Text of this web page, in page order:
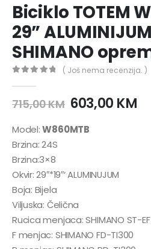
Biciklo TOTEM
29”
SHIMANO
( Još nema recenzija. )
715,00KM 603,00 KM
Model:W860MTB
Brzina: 24S
Brzina:3×8
Okvir: 29″*19″‘ ALUMINUJUM
Boja: Bijela
Viljuska: Čelična
Rucica menjaca: SHIMANO ST-
F menjac: SHIMANO FD-TI300